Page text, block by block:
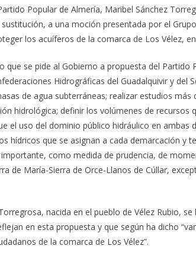
Popular de Almería, Maribel Sánchez
a una moción presentada por el
los acuíferos de la comarca de Los Vélez,
que se pide al Gobierno a propuesta del
Hidrográficas del Guadalquivir y
de agua subterráneas; realizar estudios
hidrológica; definir los volúmenes de recursos
el uso del dominio público hidráulico en
hídricos que se asignan a cada demarcación y
como medida de prudencia, de
de María-Sierra de Orce-Llanos de Cúllar,
nacida en el pueblo de Vélez Rubio,
en esta propuesta y que según ha dicho
de la comarca de Los Vélez”.